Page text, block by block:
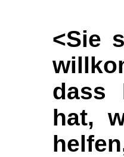
<Sie
dass
hat,